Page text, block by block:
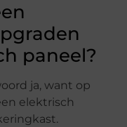
paneel?
ja, want op
elektrisch